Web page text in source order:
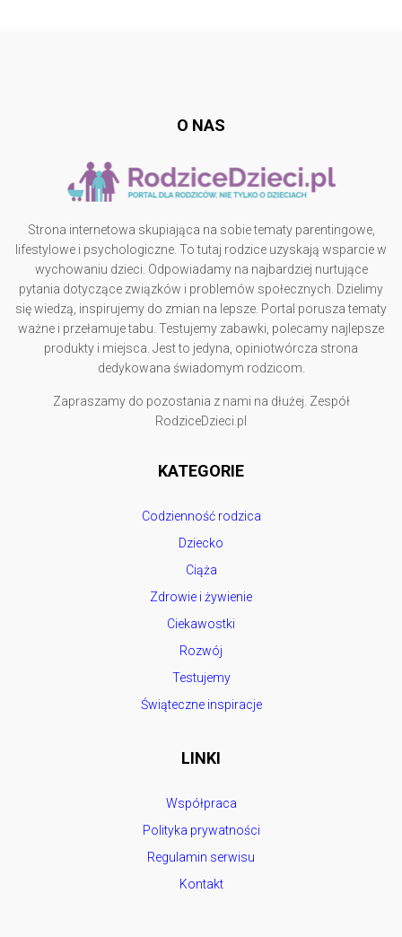
O NAS
Strona internetowa skupiająca na sobie tematy parentingowe,
lifestylowe i psychologiczne. To tutaj rodzice uzyskają wsparcie w
wychowaniu dzieci. Odpowiadamy na najbardziej nurtujące
pytania dotyczące związków i problemów społecznych. Dzielimy
się wiedzą, inspirujemy do zmian na lepsze. Portal porusza tematy
ważne i przełamuje tabu. Testujemy zabawki, polecamy najlepsze
produkty i miejsca. Jest to jedyna, opiniotwórcza strona
dedykowana świadomym rodzicom.
Zapraszamy do pozostania z nami na dłużej. Zespół
RodziceDzieci.pl
KATEGORIE
Codzienność rodzica
Dziecko
Ciąża
Zdrowie i żywienie
Ciekawostki
Rozwój
Testujemy
Świąteczne inspiracje
LINKI
Współpraca
Polityka prywatności
Regulamin serwisu
Kontakt